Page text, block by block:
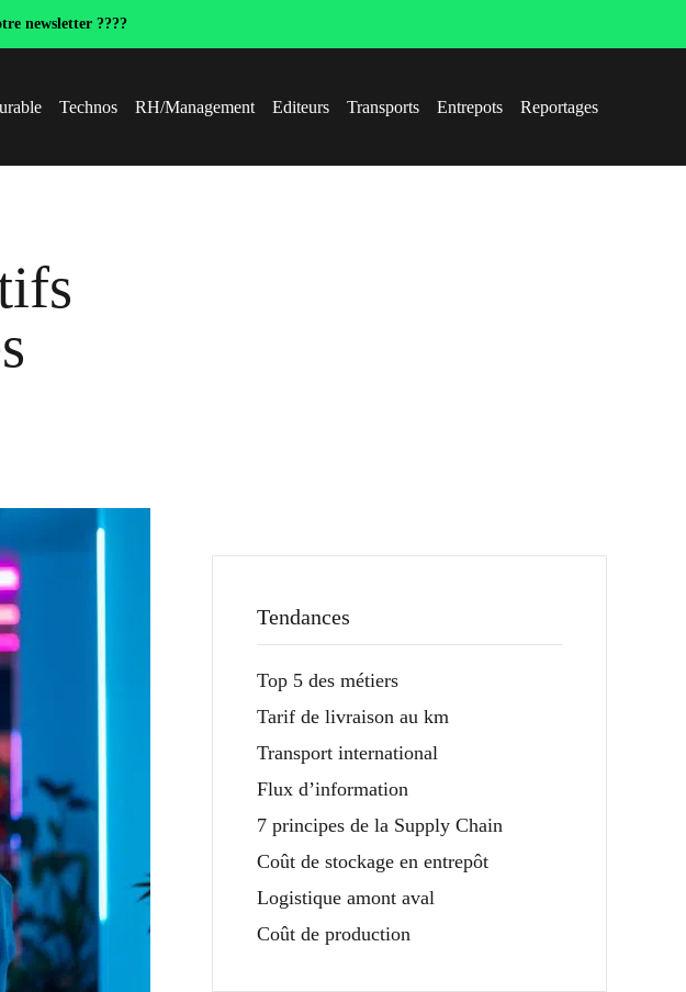
newsletter ????
Technos RH/Management Editeurs Transports Entrepots Reportages
Tendances
Top 5 des métiers
Tarif de livraison au km
Transport international
Flux d’information
7 principes de la Supply Chain
Coût de stockage en entrepôt
Logistique amont aval
Coût de production